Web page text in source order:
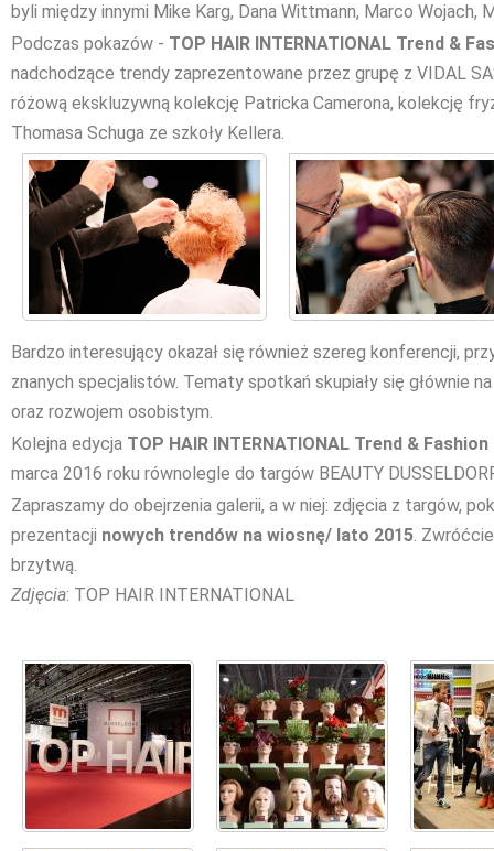
byli między innymi Mike Karg, Dana Wittmann, Marco Wojach,
Podczas pokazów - TOP HAIR INTERNATIONAL Trend &
nadchodzące trendy zaprezentowane przez grupę z VIDAL
różową ekskluzywną kolekcję Patricka Camerona, kolekcję
Thomasa Schuga ze szkoły Kellera.
Bardzo interesujący okazał się również szereg konferencji,
znanych specjalistów. Tematy spotkań skupiały się głównie
oraz rozwojem osobistym.
Kolejna edycja TOP HAIR INTERNATIONAL Trend &
marca 2016 roku równolegle do targów BEAUTY
Zapraszamy do obejrzenia galerii, a w niej: zdjęcia z targów,
prezentacji nowych trendów na wiosnę/ lato 2015.
brzytwą.
Zdjęcia: TOP HAIR INTERNATIONAL